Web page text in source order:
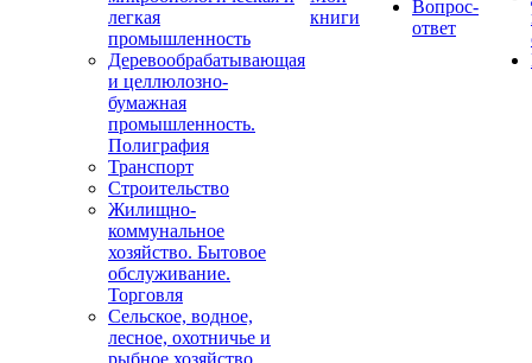
легкая
промышленность
Деревообрабатывающая
и целлюлозно-
бумажная
промышленность.
Полиграфия
Транспорт
Строительство
Жилищно-
коммунальное
хозяйство. Бытовое
обслуживание.
Торговля
Сельское, водное,
лесное, охотничье и
рыбное хозяйство
книги
Вопрос-
ответ